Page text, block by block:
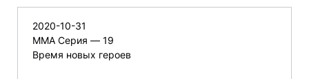
2020-10-31
ММА Серия — 19
Время новых героев